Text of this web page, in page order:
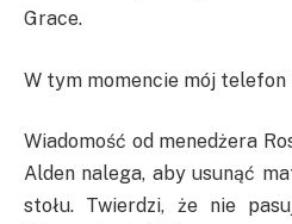
Grace.
W tym momencie mój telefon
Wiadomość od menedżera
Alden nalega, aby usunąć
stołu. Twierdzi, że nie